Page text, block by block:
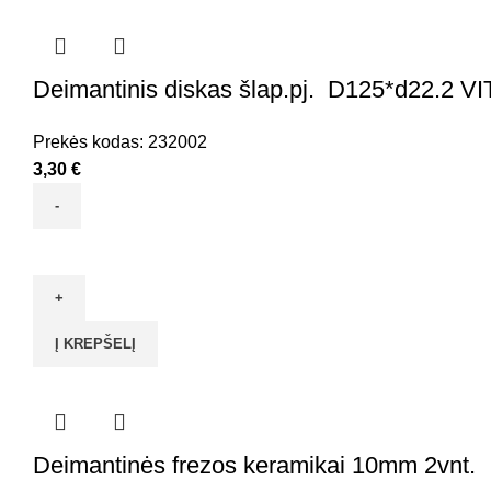
Deimantinis diskas šlap.pj. D125*d22.2
Prekės kodas: 232002
3,30 €
Deimantinis
šlap.pj.
Į KREPŠELĮ
Deimantinės frezos keramikai 10mm 2vnt.